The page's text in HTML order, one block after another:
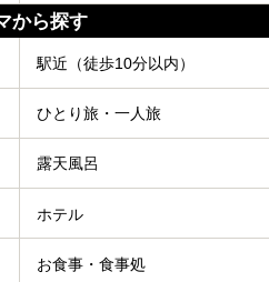
から探す
駅近（徒歩10分以内）
ひとり旅・一人旅
露天風呂
ホテル
お食事・食事処